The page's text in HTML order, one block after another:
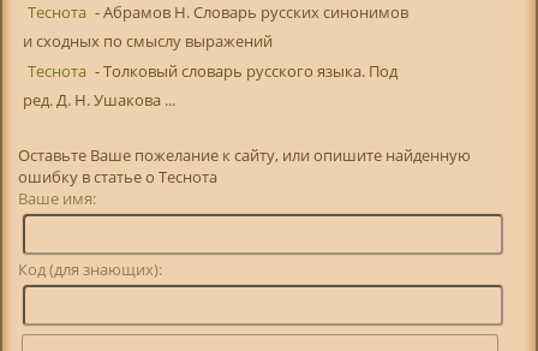
Теснота - Абрамов Н. Словарь русских синонимов
и сходных по смыслу выражений
Теснота - Толковый словарь русского языка. Под
ред. Д. Н. Ушакова ...
Оставьте Ваше пожелание к сайту, или опишите найденную
ошибку в статье о Теснота
Ваше имя:
Код (для знающих):